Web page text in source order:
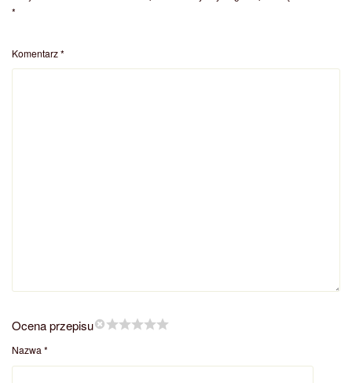
*
Komentarz*
Ocena przepisu
Nazwa *